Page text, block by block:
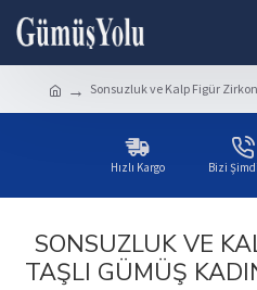
Sonsuzluk ve Kalp Figür
Hızlı Kargo Bizi
SONSUZLUK VE
TAŞLI GÜMÜŞ